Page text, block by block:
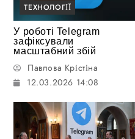
ТЕХНОЛОГІЇ
У роботі Telegram
зафіксували
масштабний збій
Павлова Крістіна
12.03.2026 14:08